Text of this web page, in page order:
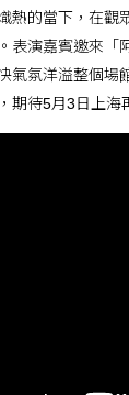
熱的當下，在觀
表演嘉賓邀來「
氣氛洋溢整個場
期待5月3日上海